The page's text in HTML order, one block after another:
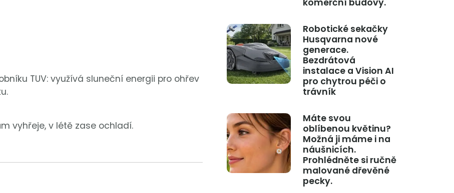
TUV: využívá sluneční energii pro ohřev
vyhřeje, v létě zase ochladí.
komerční budovy.
Robotické sekačky
Husqvarna nové
generace.
Bezdrátová
instalace a Vision AI
pro chytrou péči o
trávník
Máte svou
oblíbenou květinu?
Možná ji máme i na
náušnicích.
Prohlédněte si ručně
malované dřevěné
pecky.